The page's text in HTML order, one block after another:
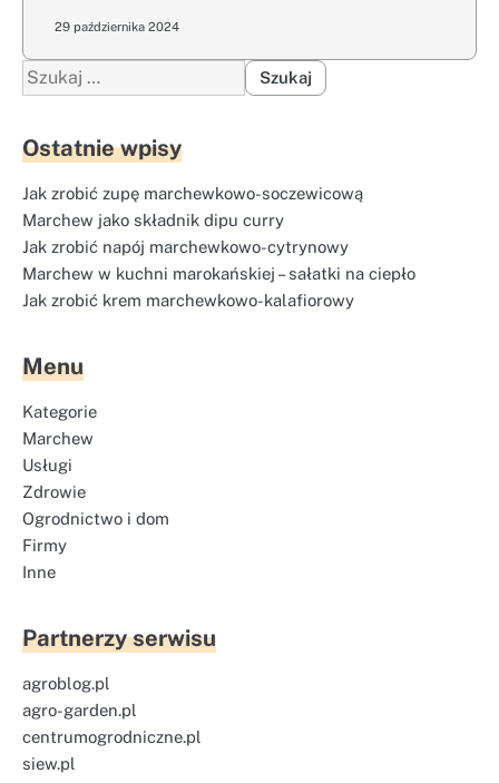
29 października 2024
Szukaj:
Ostatnie wpisy
Jak zrobić zupę marchewkowo-soczewicową
Marchew jako składnik dipu curry
Jak zrobić napój marchewkowo-cytrynowy
Marchew w kuchni marokańskiej – sałatki na ciepło
Jak zrobić krem marchewkowo-kalafiorowy
Menu
Kategorie
Marchew
Usługi
Zdrowie
Ogrodnictwo i dom
Firmy
Inne
Partnerzy serwisu
agroblog.pl
agro-garden.pl
centrumogrodniczne.pl
siew.pl